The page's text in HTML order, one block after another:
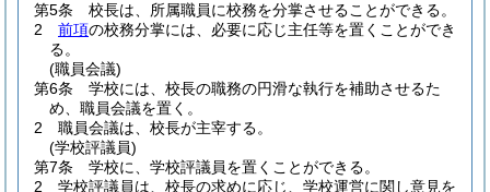
第5条
校長は、所属職員に校務を分掌させることができる。
2
前項の校務分掌には、必要に応じ主任等を置くことができ
る。
(職員会議)
第6条
学校には、校長の職務の円滑な執行を補助させるた
め、職員会議を置く。
2
職員会議は、校長が主宰する。
(学校評議員)
第7条
学校に、学校評議員を置くことができる。
2
学校評議員は、校長の求めに応じ、学校運営に関し意見を